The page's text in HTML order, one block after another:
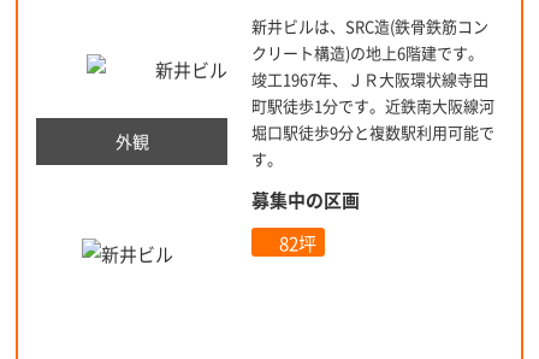
外観
新井ビルは、SRC造(鉄骨鉄筋コン
クリート構造)の地上6階建です。
竣工1967年、ＪＲ大阪環状線寺田
町駅徒歩1分です。近鉄南大阪線河
堀口駅徒歩9分と複数駅利用可能で
す。
募集中の区画
82坪